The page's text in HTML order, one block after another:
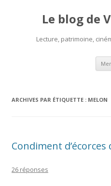
Le blog de
Lecture, patrimoine,
ARCHIVES PAR ÉTIQUETTE : MELON
Condiment d’écorces
26 réponses